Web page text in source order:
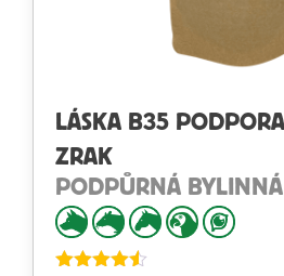
LÁSKA B35
ZRAK
PODPŮRNÁ BYLINNÁ